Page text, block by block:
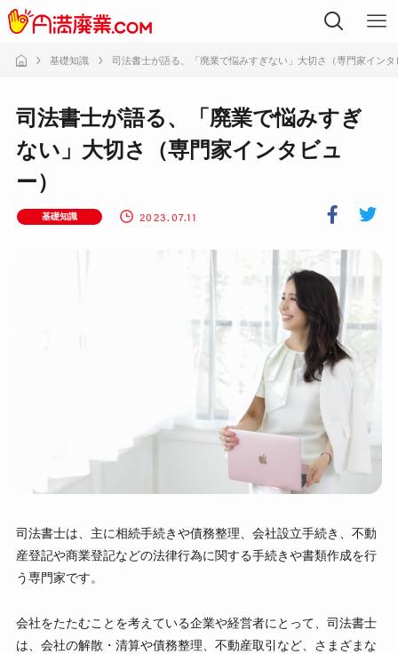
基礎知識 司法書士が語る、「廃業で悩みすぎない」大切さ（専門家インタ
司法書士が語る、「廃業で悩みすぎ
ない」大切さ（専門家インタビュ
ー）
基礎知識 2023.07.11
司法書士は、主に相続手続きや債務整理、会社設立手続き、不動
産登記や商業登記などの法律行為に関する手続きや書類作成を行
う専門家です。
会社をたたむことを考えている企業や経営者にとって、司法書士
は、会社の解散・清算や債務整理、不動産取引など、さまざまな